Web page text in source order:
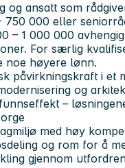
og ansatt som
750 000 eller
– 1 000 000
For særlig
noe høyere lønn.
påvirkningskraft i et
og
–
med høy
og rom for å
gjennom